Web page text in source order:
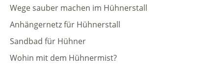
Wege sauber machen im Hühnerstall
Anhängernetz für Hühnerstall
Sandbad für Hühner
Wohin mit dem Hühnermist?